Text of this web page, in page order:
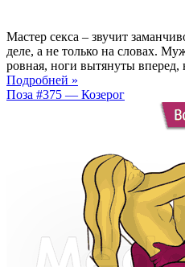
Мастер секса – звучит
деле, а не только на словах.
ровная, ноги вытянуты вперед,
Подробней »
Поза #375 — Козерог